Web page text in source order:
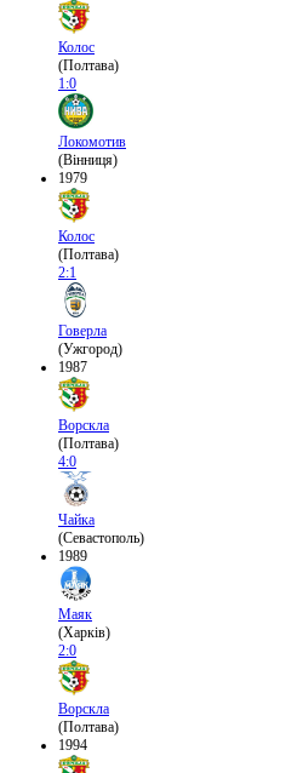
Колос
(Полтава)
1:0
Локомотив
(Вінниця)
1979
Колос
(Полтава)
2:1
Говерла
(Ужгород)
1987
Ворскла
(Полтава)
4:0
Чайка
(Севастополь)
1989
Маяк
(Харків)
2:0
Ворскла
(Полтава)
1994